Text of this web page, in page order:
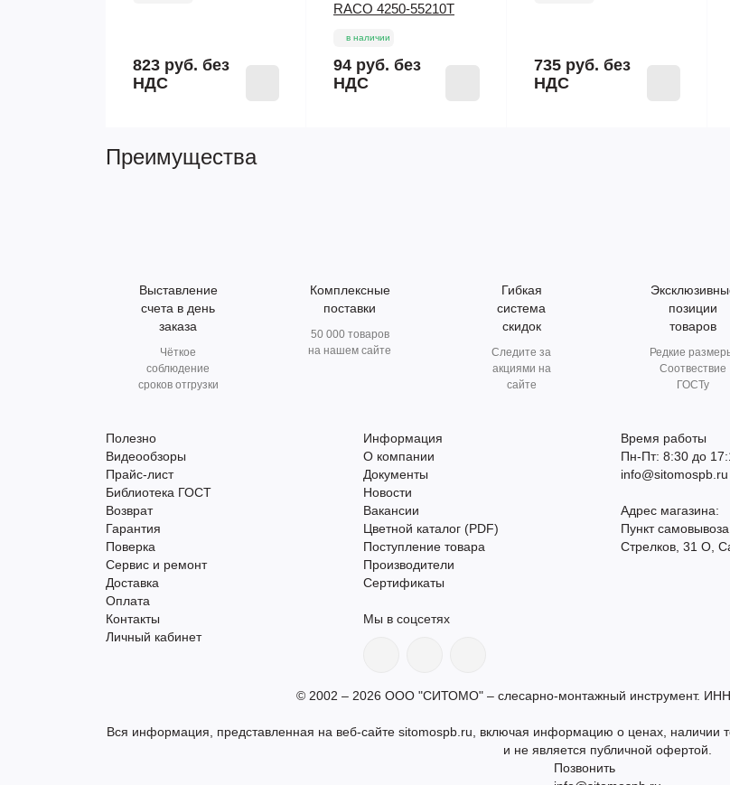
823 руб. без
НДС
RACO 4250-55210T
в наличии
94 руб. без
НДС
735 руб. без
НДС
Преимущества
Выставление
счета в день
заказа
Чёткое
соблюдение
сроков отгрузки
Комплексные
поставки
50 000 товаров
на нашем сайте
Гибкая
система
скидок
Следите за
акциями на
сайте
позиции
товаров
Редкие
Соотвествие
ГОСТу
Полезно
Видеообзоры
Прайс-лист
Библиотека ГОСТ
Возврат
Гарантия
Поверка
Сервис и ремонт
Доставка
Оплата
Контакты
Личный кабинет
Информация
О компании
Документы
Новости
Вакансии
Цветной каталог (PDF)
Поступление товара
Производители
Сертификаты
Мы в соцсетях
Время работы
Пн-Пт: 8:30 до
info@sitomospb.ru
Адрес магазина:
Пункт
Стрелков, 31 О,
© 2002 – 2026 ООО "СИТОМО" – слесарно-монтажный инструмент.
Вся информация, представленная на веб-сайте sitomospb.ru, включая информацию о ценах, наличии
и не является публичной офертой.
Позвонить